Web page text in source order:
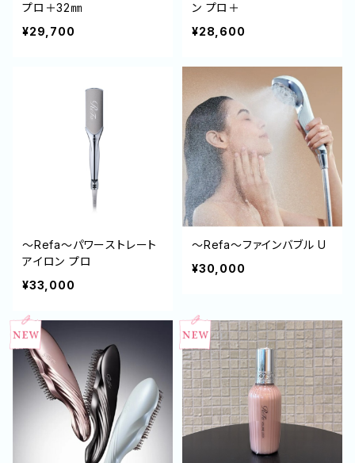
プロ＋32㎜
¥29,700
ン プロ＋
¥28,600
～Refa～パワーストレート
アイロン プロ
¥33,000
～Refa～ファインバブル U
¥30,000